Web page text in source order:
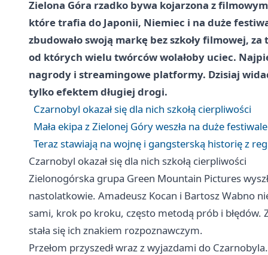
Zielona Góra rzadko bywa kojarzona z
które trafia do Japonii, Niemiec i na duże
zbudowało swoją markę bez szkoły filmowej,
od których wielu twórców wolałoby uciec.
nagrody i streamingowe platformy. Dzisiaj
tylko efektem długiej drogi.
Czarnobyl okazał się dla nich szkołą cierpliwości
Mała ekipa z Zielonej Góry weszła na duże festiwale
Teraz stawiają na wojnę i gangsterską historię z
Czarnobyl okazał się dla nich szkołą cierpliwości
Zielonogórska grupa Green Mountain Pictures
nastolatkowie. Amadeusz Kocan i Bartosz Wabno
sami, krok po kroku, często metodą prób i błędów.
stała się ich znakiem rozpoznawczym.
Przełom przyszedł wraz z wyjazdami do